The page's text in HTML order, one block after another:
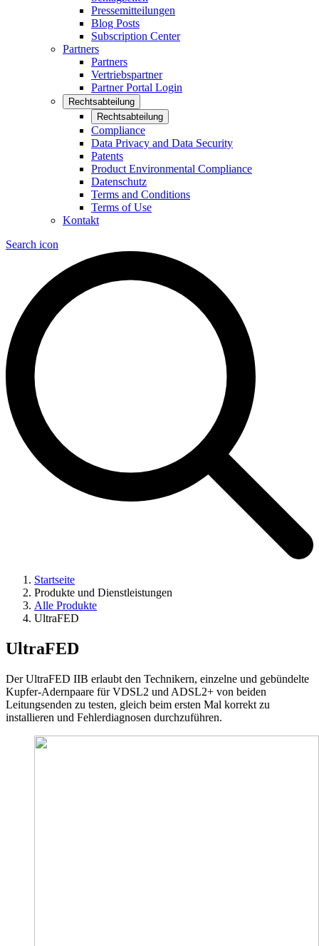
Pressemitteilungen
Blog Posts
Subscription Center
Partners
Partners
Vertriebspartner
Partner Portal Login
Rechtsabteilung
Rechtsabteilung
Compliance
Data Privacy and Data Security
Patents
Product Environmental Compliance
Datenschutz
Terms and Conditions
Terms of Use
Kontakt
Search icon
Startseite
Produkte und Dienstleistungen
Alle Produkte
UltraFED
UltraFED
Der UltraFED IIB erlaubt den Technikern, einzelne und gebündelte
Kupfer-Adernpaare für VDSL2 und ADSL2+ von beiden
Leitungsenden zu testen, gleich beim ersten Mal korrekt zu
installieren und Fehlerdiagnosen durchzuführen.